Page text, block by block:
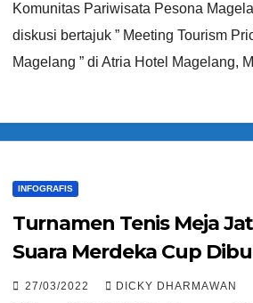
Komunitas Pariwisata Pesona
diskusi bertajuk ” Meeting Tourism
Magelang ” di Atria Hotel Magelang,
INFOGRAFIS
Turnamen Tenis Meja
Suara Merdeka Cup
Magelang
27/03/2022 DICKY DHARMAWAN